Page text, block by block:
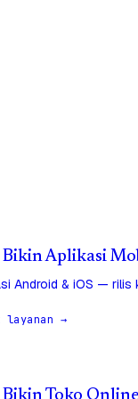
Bikin Aplikasi
Android & iOS — rilis
layanan →